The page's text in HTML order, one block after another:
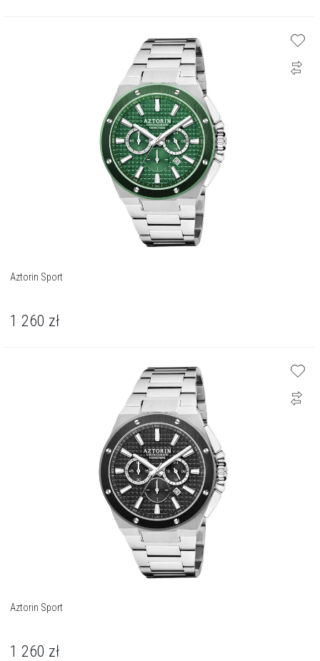
Aztorin Sport
1 260 zł
Aztorin Sport
1 260 zł